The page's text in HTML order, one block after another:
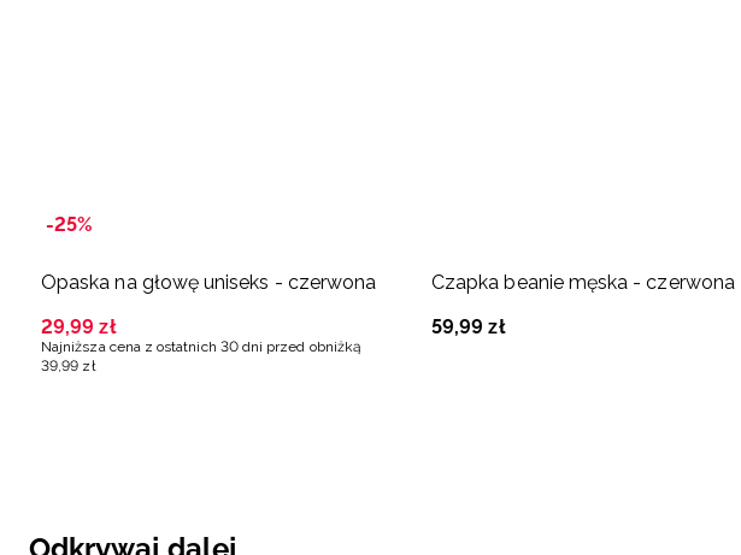
-25%
Opaska na głowę uniseks - czerwona
29,99 zł
Najniższa cena z ostatnich 30 dni przed obniżką
39 ,99 zł
Czapka beanie męska - czerwona
59,99 zł
Odkrywaj dalej